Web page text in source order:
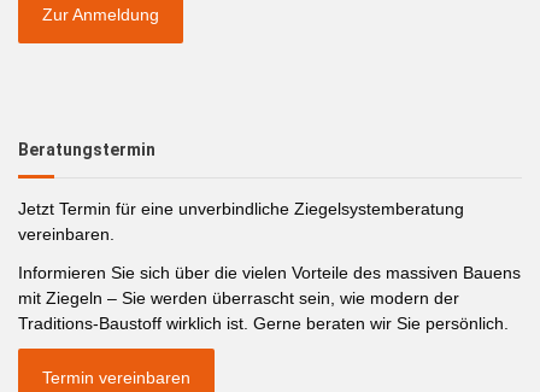
Zur Anmeldung
Beratungstermin
Jetzt Termin für eine unverbindliche Ziegelsystemberatung
vereinbaren.
Informieren Sie sich über die vielen Vorteile des massiven Bauens
mit Ziegeln – Sie werden überrascht sein, wie modern der
Traditions-Baustoff wirklich ist. Gerne beraten wir Sie persönlich.
Termin vereinbaren